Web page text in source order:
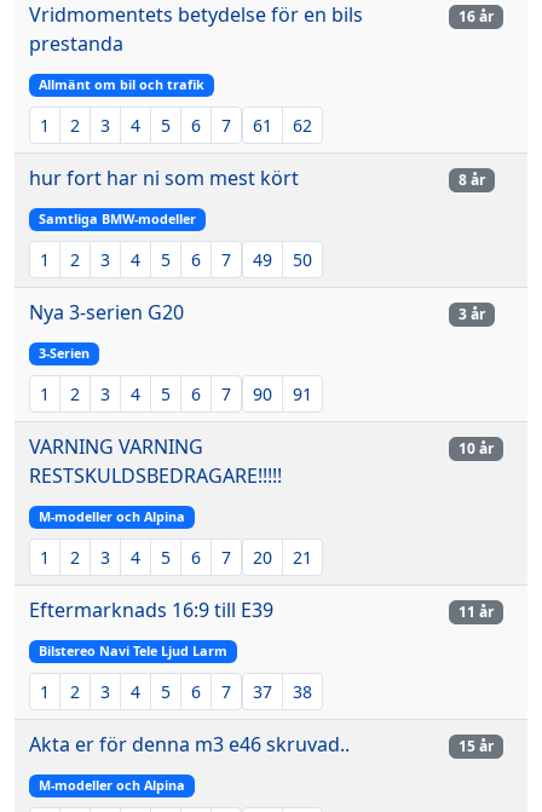
Vridmomentets betydelse för en bils
prestanda
Allmänt om bil och trafik
1 2 3 4 5 6 7 61 62
16 år
hur fort har ni som mest kört
Samtliga BMW-modeller
1 2 3 4 5 6 7 49 50
8 år
Nya 3-serien G20
3-Serien
1 2 3 4 5 6 7 90 91
3 år
VARNING VARNING
RESTSKULDSBEDRAGARE!!!!!
M-modeller och Alpina
1 2 3 4 5 6 7 20 21
10 år
Eftermarknads 16:9 till E39
Bilstereo Navi Tele Ljud Larm
1 2 3 4 5 6 7 37 38
11 år
Akta er för denna m3 e46 skruvad..
M-modeller och Alpina
15 år